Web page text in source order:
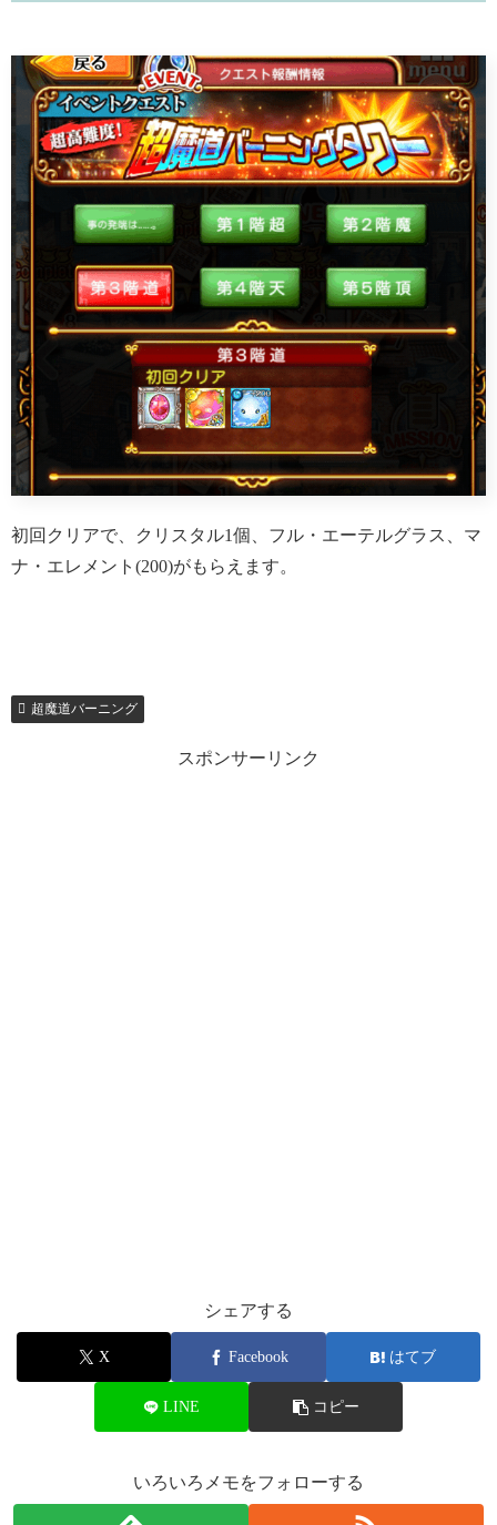
初回クリアで、クリスタル1個、フル・エーテルグラス、マ
ナ・エレメント(200)がもらえます。
超魔道バーニング
スポンサーリンク
シェアする
X Facebook はてブ
LINE コピー
いろいろメモをフォローする